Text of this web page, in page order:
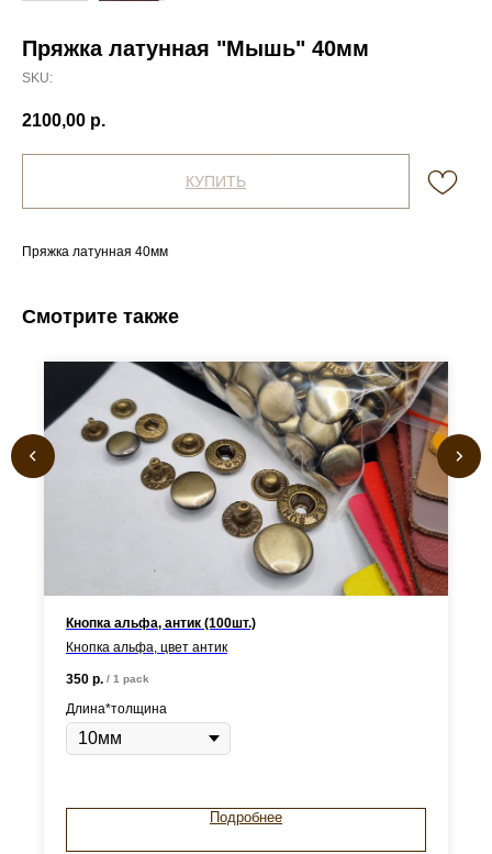
Пряжка латунная "Мышь" 40мм
SKU:
2100,00 р.
КУПИТЬ
Пряжка латунная 40мм
Смотрите также
Кнопка альфа, антик (100шт.)
Кнопка альфа, цвет антик
350 р. / 1 pack
Длина*толщина
Подробнее